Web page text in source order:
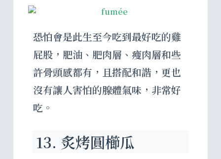
恐怕會是此生至今吃到最好吃的雞
屁股，肥油、肥肉層、瘦肉層和些
許骨頭感都有，且搭配和諧，更也
沒有讓人害怕的腺體氣味，非常好
吃。
13. 炙烤圓櫛瓜